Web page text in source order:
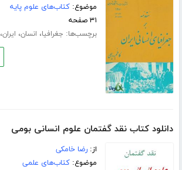
موضوع:کتاب‌های علوم پایه
۳۱ صفحه
برچسب‌ها: جغرافیا، انسان، ایران،
دانلود کتاب نقد گفتمان علوم انسانی بومی
از:رضا خامکی
موضوع:کتاب‌های علمی